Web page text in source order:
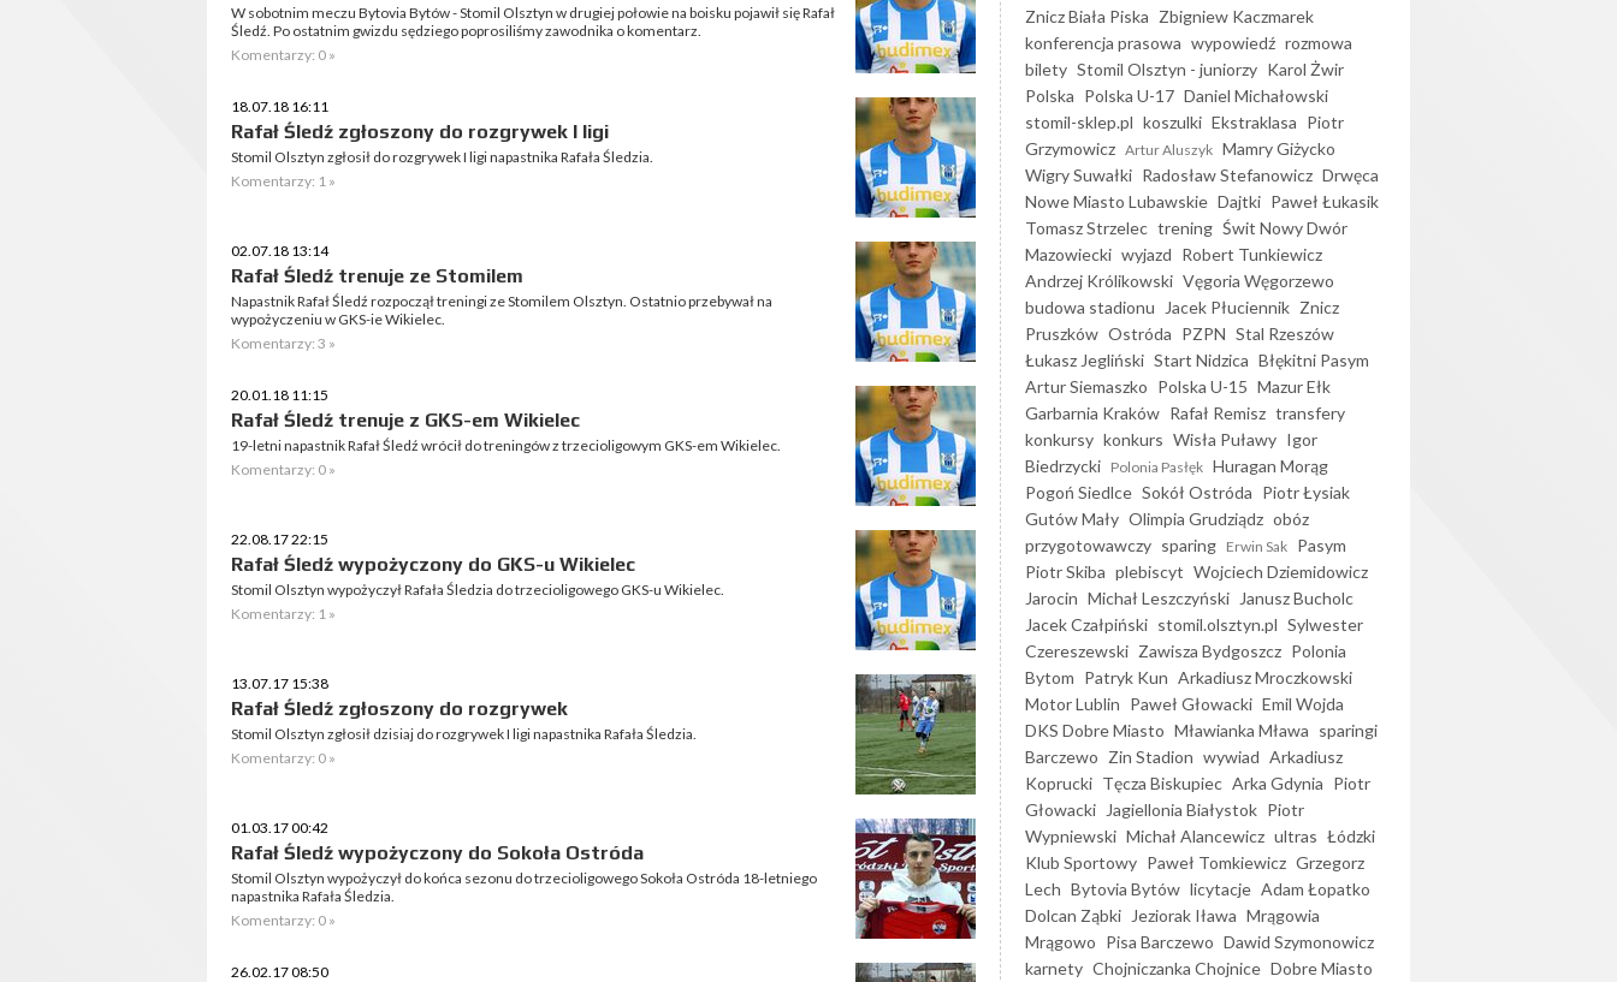
W sobotnim meczu Bytovia Bytów - Stomil Olsztyn w drugiej połowie na boisku pojawił się Rafał
Śledź. Po ostatnim gwizdu sędziego poprosiliśmy zawodnika o komentarz.
Komentarzy: 0 »
18.07.18 16:11
Rafał Śledź zgłoszony do rozgrywek I ligi
Stomil Olsztyn zgłosił do rozgrywek I ligi napastnika Rafała Śledzia.
Komentarzy: 1 »
02.07.18 13:14
Rafał Śledź trenuje ze Stomilem
Napastnik Rafał Śledź rozpoczął treningi ze Stomilem Olsztyn. Ostatnio przebywał na
wypożyczeniu w GKS-ie Wikielec.
Komentarzy: 3 »
20.01.18 11:15
Rafał Śledź trenuje z GKS-em Wikielec
19-letni napastnik Rafał Śledź wrócił do treningów z trzecioligowym GKS-em Wikielec.
Komentarzy: 0 »
22.08.17 22:15
Rafał Śledź wypożyczony do GKS-u Wikielec
Stomil Olsztyn wypożyczył Rafała Śledzia do trzecioligowego GKS-u Wikielec.
Komentarzy: 1 »
13.07.17 15:38
Rafał Śledź zgłoszony do rozgrywek
Stomil Olsztyn zgłosił dzisiaj do rozgrywek I ligi napastnika Rafała Śledzia.
Komentarzy: 0 »
01.03.17 00:42
Rafał Śledź wypożyczony do Sokoła Ostróda
Stomil Olsztyn wypożyczył do końca sezonu do trzecioligowego Sokoła Ostróda 18-letniego
napastnika Rafała Śledzia.
Komentarzy: 0 »
26.02.17 08:50
Znicz Biała Piska Zbigniew Kaczmarek
konferencja prasowa wypowiedź rozmowa
bilety Stomil Olsztyn - juniorzy Karol Żwir
Polska Polska U-17 Daniel Michałowski
stomil-sklep.pl koszulki Ekstraklasa Piotr
Grzymowicz Artur Aluszyk Mamry Giżycko
Wigry Suwałki Radosław Stefanowicz Drwęca
Nowe Miasto Lubawskie Dajtki Paweł Łukasik
Tomasz Strzelec trening Świt Nowy Dwór
Mazowiecki wyjazd Robert Tunkiewicz
Andrzej Królikowski Vęgoria Węgorzewo
budowa stadionu
Jacek Płuciennik Znicz
Pruszków Ostróda PZPN Stal Rzeszów
Łukasz Jegliński Start Nidzica Błękitni Pasym
Artur Siemaszko Polska U-15 Mazur Ełk
Garbarnia Kraków Rafał Remisz transfery
konkursy konkurs Wisła Puławy Igor
Biedrzycki Polonia Pasłęk Huragan Morąg
Pogoń Siedlce Sokół Ostróda Piotr Łysiak
Gutów Mały Olimpia Grudziądz obóz
przygotowawczy sparing Erwin Sak Pasym
Piotr Skiba plebiscyt Wojciech Dziemidowicz
Jarocin Michał Leszczyński
Janusz Bucholc
Jacek Czałpiński stomil.olsztyn.pl Sylwester
Czereszewski Zawisza Bydgoszcz Polonia
Bytom Patryk Kun Arkadiusz Mroczkowski
Motor Lublin Paweł Głowacki Emil Wojda
DKS Dobre Miasto Mławianka Mława sparingi
Barczewo Zin Stadion wywiad Arkadiusz
Koprucki Tęcza Biskupiec Arka Gdynia Piotr
Głowacki
Jagiellonia Białystok Piotr
Wypniewski Michał Alancewicz ultras Łódzki
Klub Sportowy Paweł Tomkiewicz Grzegorz
Lech Bytovia Bytów licytacje Adam Łopatko
Dolcan Ząbki
Jeziorak Iława Mrągowia
Mrągowo Pisa Barczewo Dawid Szymonowicz
karnety Chojniczanka Chojnice Dobre Miasto